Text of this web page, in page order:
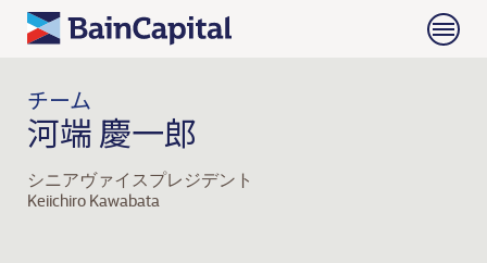
チーム
河端 慶一郎
シニアヴァイスプレジデント
Keiichiro Kawabata